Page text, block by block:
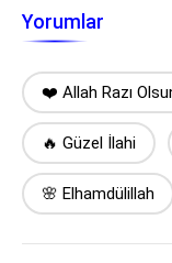
Yorumlar
❤️ Allah Razı
🔥 Güzel İlahi
🌸 Elhamdülillah